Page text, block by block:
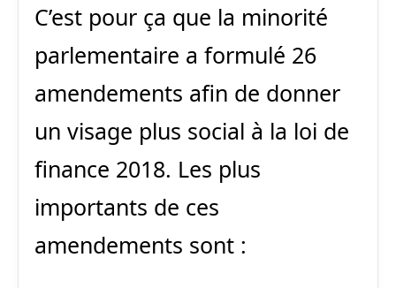
C’est pour ça que la minorité
parlementaire a formulé 26
amendements afin de donner
un visage plus social à la loi de
finance 2018. Les plus
importants de ces
amendements sont :